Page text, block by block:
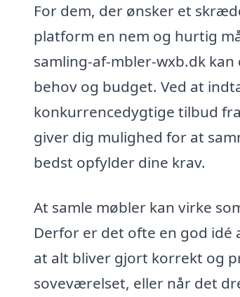
For dem, der ønsker et
platform en nem og hurtig
samling-af-mbler-wxb.dk
behov og budget. Ved at
konkurrencedygtige tilbud
giver dig mulighed for at
bedst opfylder dine krav.
At samle møbler kan virke
Derfor er det ofte en god idé
at alt bliver gjort korrekt og
soveværelset, eller når det